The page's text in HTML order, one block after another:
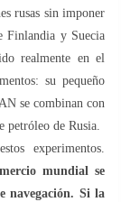
rusas sin imponer
Finlandia y Suecia
realmente en el
su pequeño
se combinan con
petróleo de Rusia.
experimentos.
mundial se
navegación. Si la